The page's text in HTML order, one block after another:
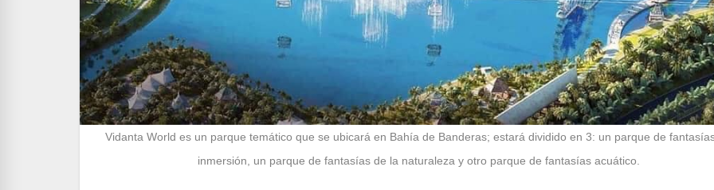
Vidanta World es un parque temático que se ubicará en Bahía de Banderas; estará dividido en 3: un parque de
inmersión, un parque de fantasías de la naturaleza y otro parque de fantasías acuático.